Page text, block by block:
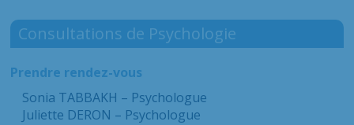
Consultations de Psychologie
Prendre rendez-vous
Sonia TABBAKH – Psychologue
Juliette DERON – Psychologue